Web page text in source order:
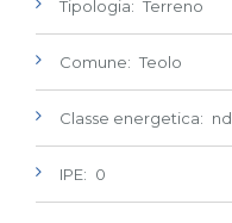
Tipologia: Terreno
Comune: Teolo
Classe energetica: nd
IPE: 0